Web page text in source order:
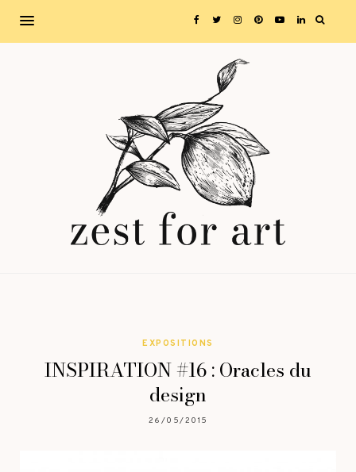
EXPOSITIONS
INSPIRATION #16 : Oracles du
design
26/05/2015